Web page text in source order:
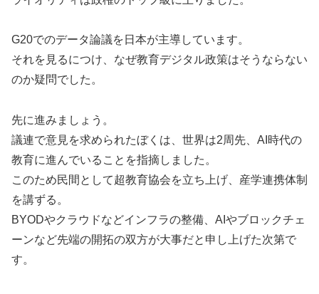
G20でのデータ論議を日本が主導しています。
それを見るにつけ、なぜ教育デジタル政策はそうならない
のか疑問でした。
先に進みましょう。
議連で意見を求められたぼくは、世界は2周先、AI時代の
教育に進んでいることを指摘しました。
このため民間として超教育協会を立ち上げ、産学連携体制
を講ずる。
BYODやクラウドなどインフラの整備、AIやブロックチェ
ーンなど先端の開拓の双方が大事だと申し上げた次第で
す。